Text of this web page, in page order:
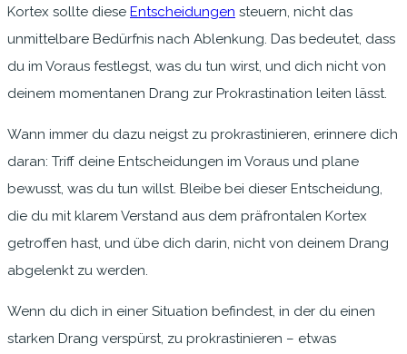
Kortex sollte diese Entscheidungen steuern, nicht das
unmittelbare Bedürfnis nach Ablenkung. Das bedeutet, dass
du im Voraus festlegst, was du tun wirst, und dich nicht von
deinem momentanen Drang zur Prokrastination leiten lässt.
Wann immer du dazu neigst zu prokrastinieren, erinnere dich
daran: Triff deine Entscheidungen im Voraus und plane
bewusst, was du tun willst. Bleibe bei dieser Entscheidung,
die du mit klarem Verstand aus dem präfrontalen Kortex
getroffen hast, und übe dich darin, nicht von deinem Drang
abgelenkt zu werden.
Wenn du dich in einer Situation befindest, in der du einen
starken Drang verspürst, zu prokrastinieren – etwas